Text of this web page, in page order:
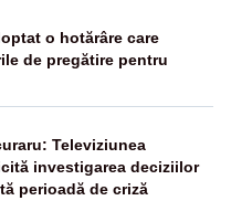
o hotărâre care
de pregătire pentru
Televiziunea
investigarea deciziilor
perioadă de criză